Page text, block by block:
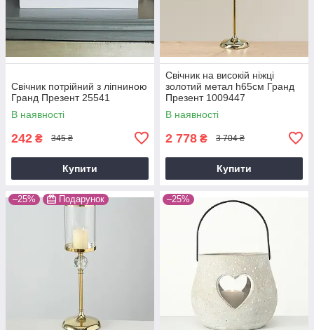
Свічник потрійний з ліпниною
Гранд Презент 25541
В наявності
242 ₴ 345 ₴
Купити
Свічник на високій ніжці
золотий метал h65см Гранд
Презент 1009447
В наявності
2 778 ₴ 3 704 ₴
Купити
–25% Подарунок –25%